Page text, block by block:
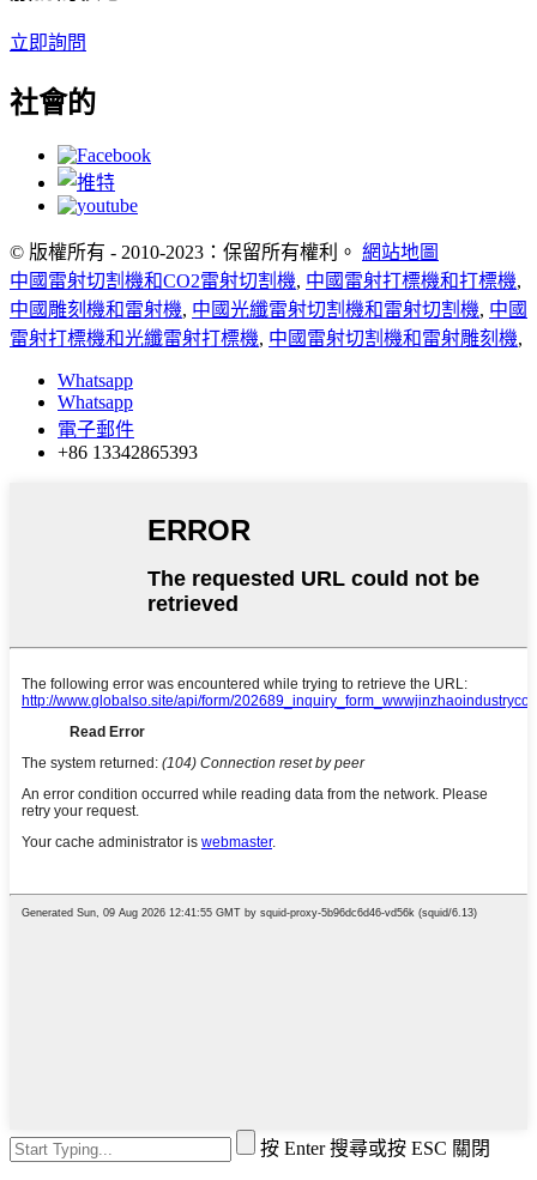
立即詢問
社會的
© 版權所有 - 2010-2023：保留所有權利。 網站地圖
中國雷射切割機和CO2雷射切割機, 中國雷射打標機和打標機,
中國雕刻機和雷射機, 中國光纖雷射切割機和雷射切割機, 中國
雷射打標機和光纖雷射打標機, 中國雷射切割機和雷射雕刻機,
Whatsapp
Whatsapp
電子郵件
+86 13342865393
按 Enter 搜尋或按 ESC 關閉